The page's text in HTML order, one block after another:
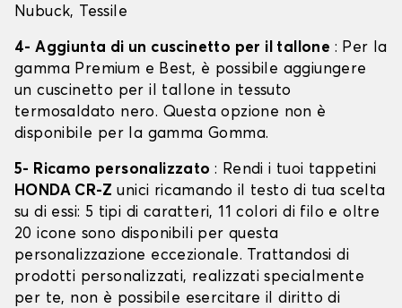
Nubuck, Tessile
4- Aggiunta di un cuscinetto per il tallone : Per la
gamma Premium e Best, è possibile aggiungere
un cuscinetto per il tallone in tessuto
termosaldato nero. Questa opzione non è
disponibile per la gamma Gomma.
5- Ricamo personalizzato : Rendi i tuoi tappetini
HONDA CR-Z unici ricamando il testo di tua scelta
su di essi: 5 tipi di caratteri, 11 colori di filo e oltre
20 icone sono disponibili per questa
personalizzazione eccezionale. Trattandosi di
prodotti personalizzati, realizzati specialmente
per te, non è possibile esercitare il diritto di